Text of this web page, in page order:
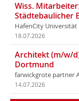
Wiss.
Städtebaulicher
HafenCity
18.07.2026
Architekt (m/w/
Dortmund
farwickgrote partner
14.07.2026